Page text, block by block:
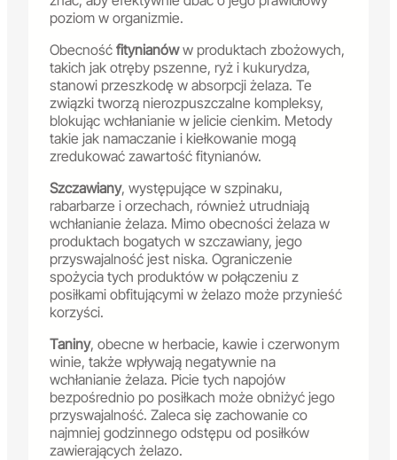
poziom w organizmie.
Obecność fitynianóww produktach zbożowych,
takich jak otręby pszenne, ryż i kukurydza,
stanowi przeszkodę w absorpcji żelaza. Te
związki tworzą nierozpuszczalne kompleksy,
blokując wchłanianie w jelicie cienkim. Metody
takie jak namaczanie i kiełkowanie mogą
zredukować zawartość fitynianów.
Szczawiany, występujące w szpinaku,
rabarbarze i orzechach, również utrudniają
wchłanianie żelaza. Mimo obecności żelaza w
produktach bogatych w szczawiany, jego
przyswajalność jest niska. Ograniczenie
spożycia tych produktów w połączeniu z
posiłkami obfitującymi w żelazo może przynieść
korzyści.
Taniny, obecne w herbacie, kawie i czerwonym
winie, także wpływają negatywnie na
wchłanianie żelaza. Picie tych napojów
bezpośrednio po posiłkach może obniżyć jego
przyswajalność. Zaleca się zachowanie co
najmniej godzinnego odstępu od posiłków
zawierających żelazo.